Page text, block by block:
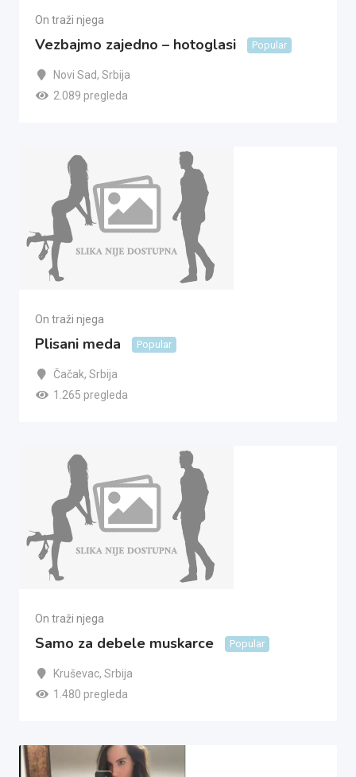
On traži njega
Vezbajmo zajedno – hotoglasi Popular
Novi Sad, Srbija
2.089 pregleda
On traži njega
Plisani meda Popular
Čačak, Srbija
1.265 pregleda
On traži njega
Samo za debele muskarce Popular
Kruševac, Srbija
1.480 pregleda